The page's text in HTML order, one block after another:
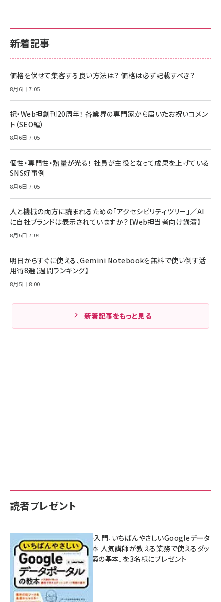
新着記事
価格を伏せて集客する良い方法は？ 価格は必ず記載すべき？
8月6日 7:05
祝・Web担創刊20周年！ 各業界の専門家から届いたお祝いコメン
ト（SEO編）
8月6日 7:05
個性・専門性・熱量が光る！ 社員が主役となって成果を上げている
SNS好事例
8月6日 7:05
人と機械の両方に読まれるための「アクセシビリティツリー」／AI
に自社ブランドは表示されていますか？【Web担当者向け講演】
8月6日 7:04
明日からすぐに使える、Gemini Notebookを無料で使い倒す活
用術8選【週間ランキング】
8月5日 8:00
新着記事をもっと見る
読者プレゼント
無料BIツール入門『いちばんやさしいGoogleデータ
ポータルの教本 人気講師が教える業務で使えるダッ
シュボード構築の基本』を3名様にプレゼント
7月31日 10:00